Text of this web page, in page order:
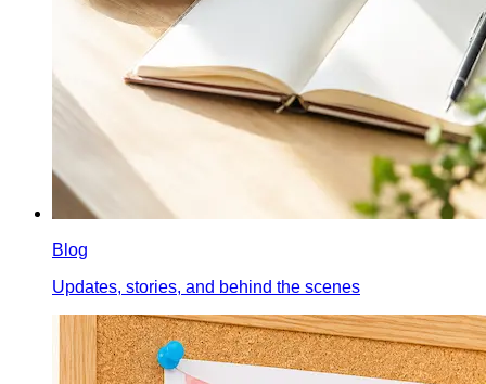
Blog
Updates, stories, and behind the scenes